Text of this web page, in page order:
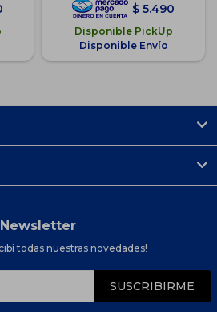
$ 5.490
Disponible PickUp
Disponible Envío
Newsletter
todas nuestras novedades!
SUSCRIBIRME